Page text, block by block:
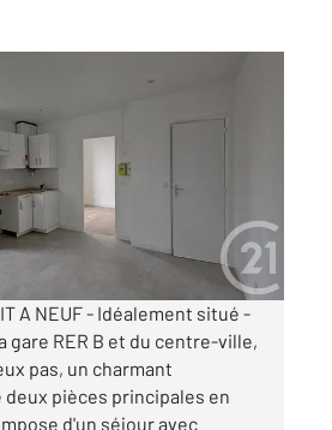
T1 à louer
A NEUF - Idéalement situé -
gare RER B et du centre-ville,
pas, un charmant
pièces principales en
d'un séjour avec